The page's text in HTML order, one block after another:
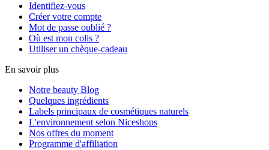
Identifiez-vous
Créer votre compte
Mot de passe oublié ?
Où est mon colis ?
Utiliser un chèque-cadeau
En savoir plus
Notre beauty Blog
Quelques ingrédients
Labels principaux de cosmétiques naturels
L'environnement selon Niceshops
Nos offres du moment
Programme d'affiliation